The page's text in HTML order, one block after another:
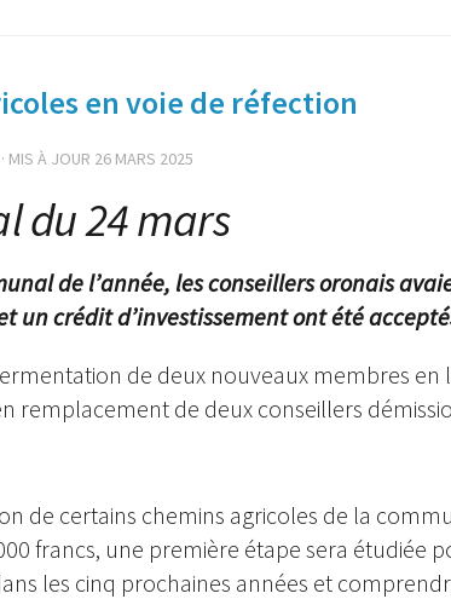
en voie de réfection
· MIS À JOUR 26 MARS 2025
du 24 mars
de l’année, les conseillers oronais
un crédit d’investissement ont été
de deux nouveaux membres en
remplacement de deux conseillers
de certains chemins agricoles de la
francs, une première étape sera étudiée
les cinq prochaines années et